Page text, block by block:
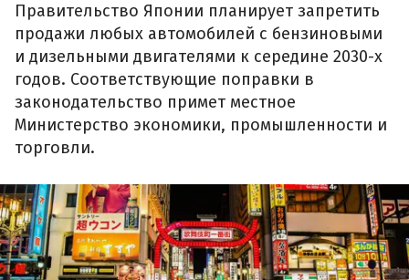
Правительство Японии планирует запретить
продажи любых автомобилей с бензиновыми
и дизельными двигателями к середине 2030-х
годов. Соответствующие поправки в
законодательство примет местное
Министерство экономики, промышленности и
торговли.